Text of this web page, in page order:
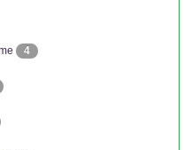
4